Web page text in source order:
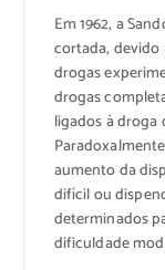
Em 1962, a
cortada, devido
drogas
drogas
ligados à
aumento da
difícil ou
determinados
dificuldade